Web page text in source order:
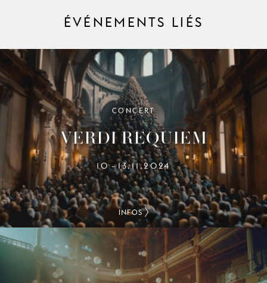
ÉVÉNEMENTS LIÉS
CONCERT
VERDI REQUIEM
10– 13.11.2024
INFOS